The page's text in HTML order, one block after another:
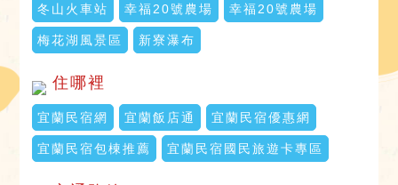
冬山火車站 幸福20號農場 幸福20號農場
梅花湖風景區 新寮瀑布
住哪裡
宜蘭民宿網 宜蘭飯店通 宜蘭民宿優惠網
宜蘭民宿包棟推薦 宜蘭民宿國民旅遊卡專區